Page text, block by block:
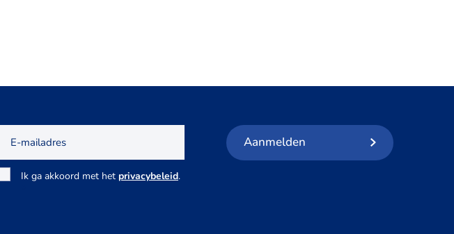
mailadres
Toestemming
Ik ga akkoord met het privacybeleid.
Aanmelden